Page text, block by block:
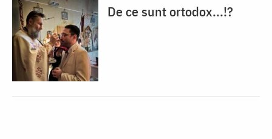
De ce sunt ortodox...!?